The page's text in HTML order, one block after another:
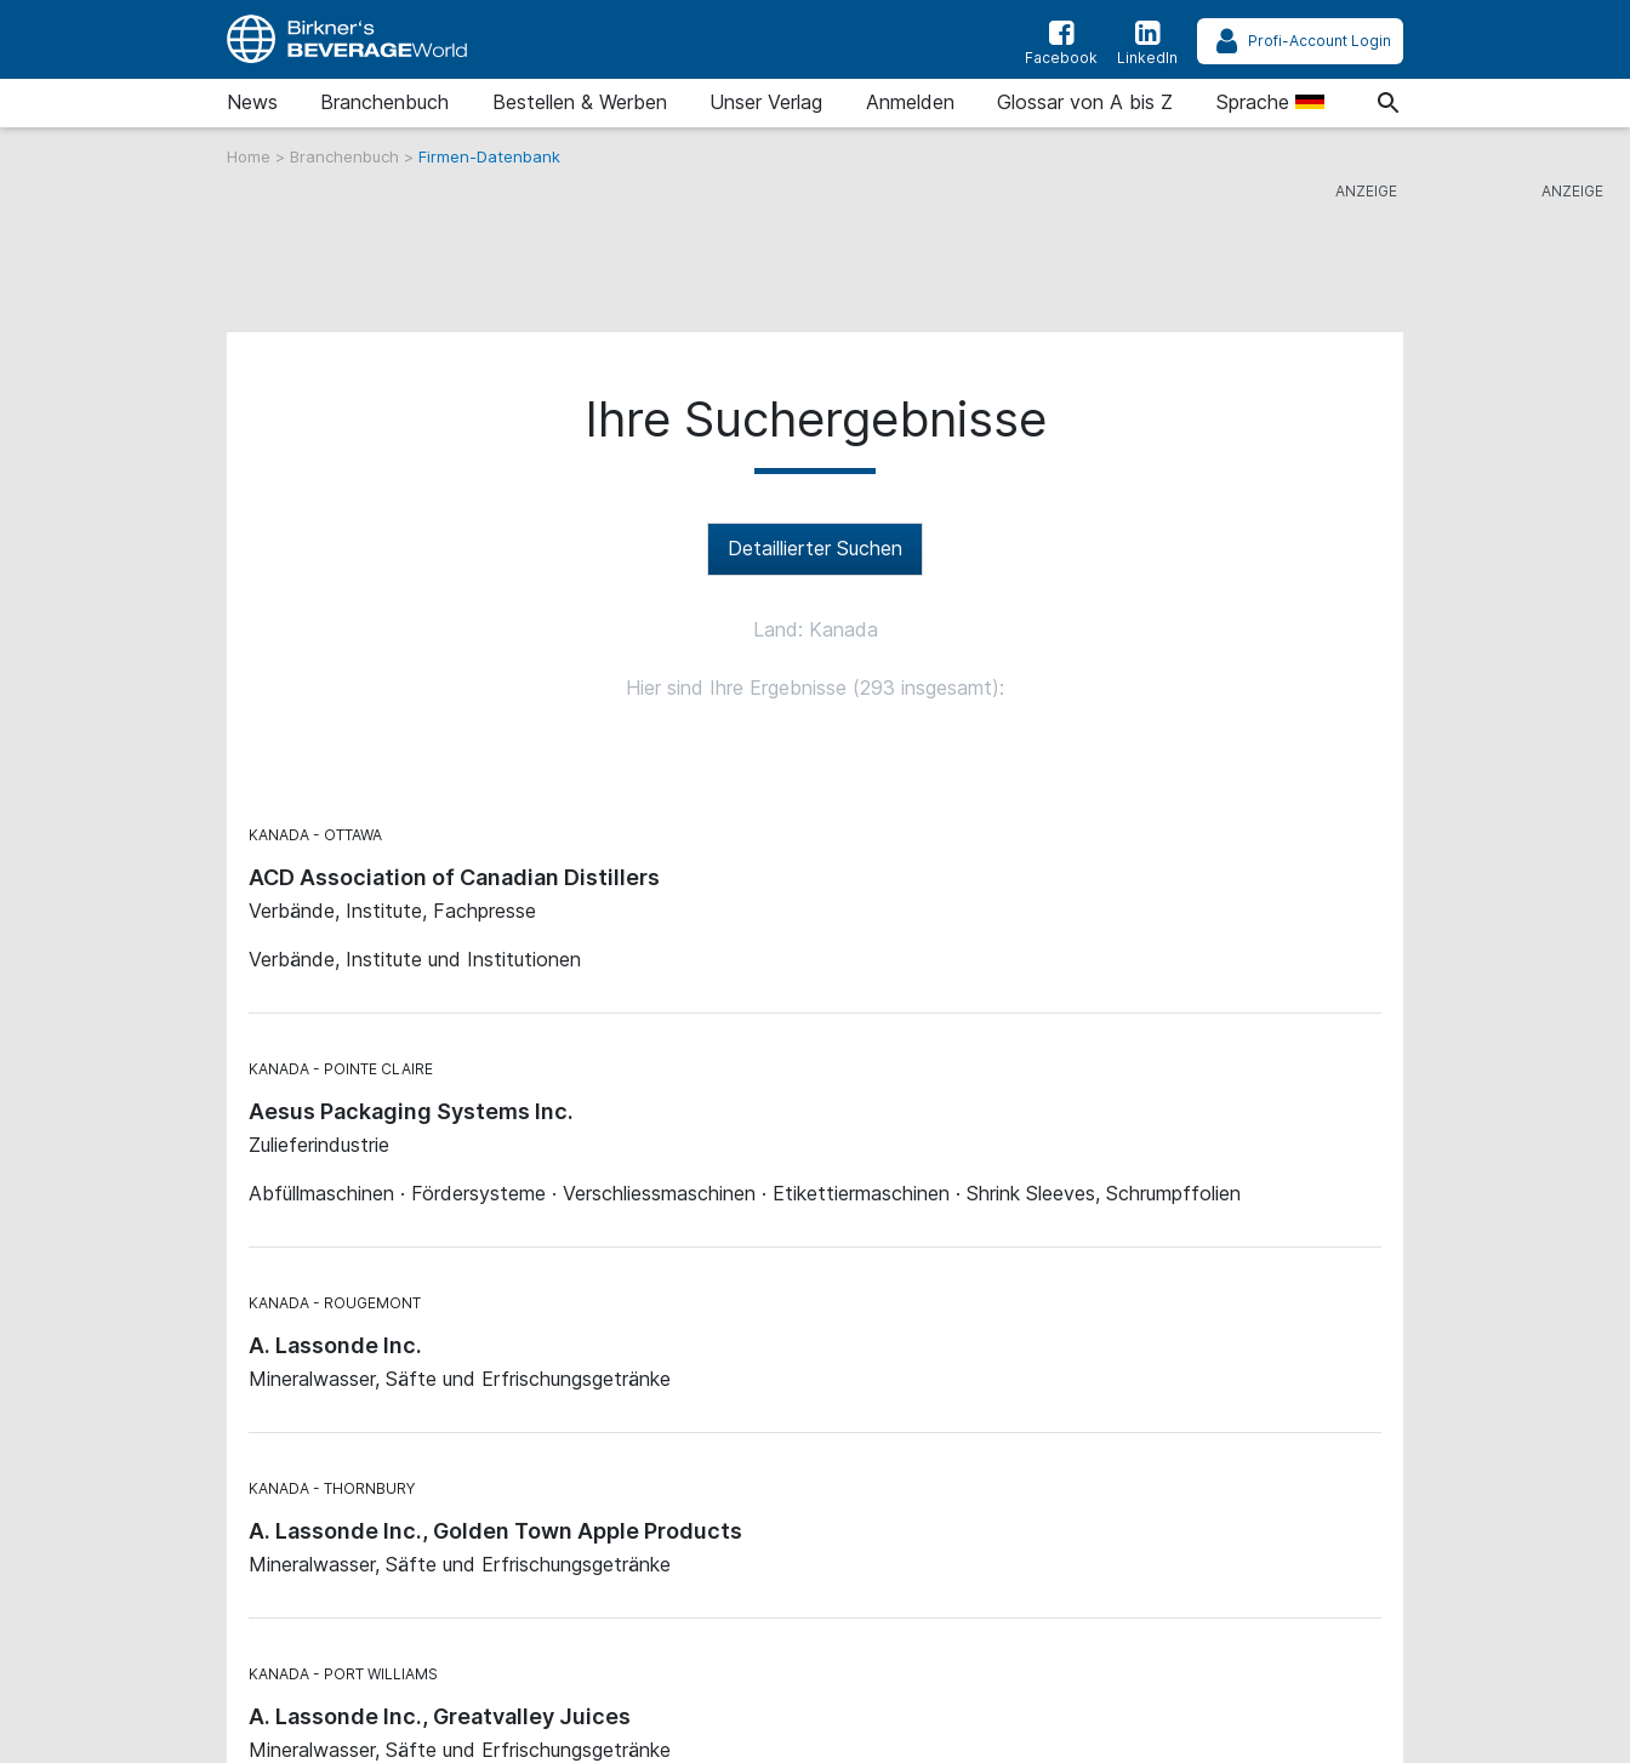
Facebook LinkedIn
Profi-Account Login
News Branchenbuch Bestellen & Werben Unser Verlag Anmelden Glossar von A bis Z Sprache
Home > Branchenbuch > Firmen-Datenbank
Ihre Suchergebnisse
Detaillierter Suchen
Land: Kanada
Hier sind Ihre Ergebnisse (293 insgesamt):
KANADA OTTAWA
ACD Association of Canadian Distillers
Verbände, Institute, Fachpresse
Verbände, Institute und Institutionen
KANADA POINTE CLAIRE
Aesus Packaging Systems Inc.
Zulieferindustrie
Abfüllmaschinen · Fördersysteme · Verschliessmaschinen · Etikettiermaschinen · Shrink Sleeves, Schrumpffolien
KANADA ROUGEMONT
A. Lassonde Inc.
Mineralwasser, Säfte und Erfrischungsgetränke
KANADA THORNBURY
A. Lassonde Inc., Golden Town Apple Products
Mineralwasser, Säfte und Erfrischungsgetränke
KANADA PORT WILLIAMS
A. Lassonde Inc., Greatvalley Juices
Mineralwasser, Säfte und Erfrischungsgetränke